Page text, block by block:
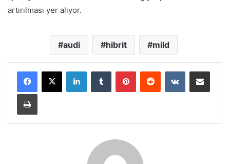
artırılması yer alıyor.
audi hibrit mild
LinkedInTumblr PinterestReddit VKontakteE-Posta ile paylaş
Yazdır